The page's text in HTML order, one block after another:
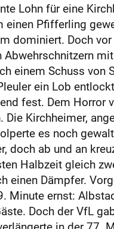
Lohn für eine
einen Pfifferling
dominiert. Doch
einem Schuss von
ein Lob
fest. Dem Horror
Kirchheimer,
es noch
doch ab und an
Halbzeit gleich
Dämpfer.
Minute ernst:
Doch der VfL